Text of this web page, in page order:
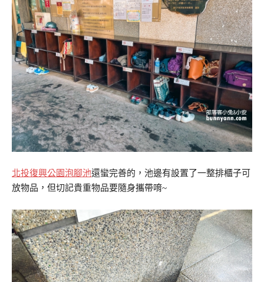
北投復興公園泡腳池還蠻完善的，池邊有設置了一整排櫃子可
放物品，但切記貴重物品要隨身攜帶唷~